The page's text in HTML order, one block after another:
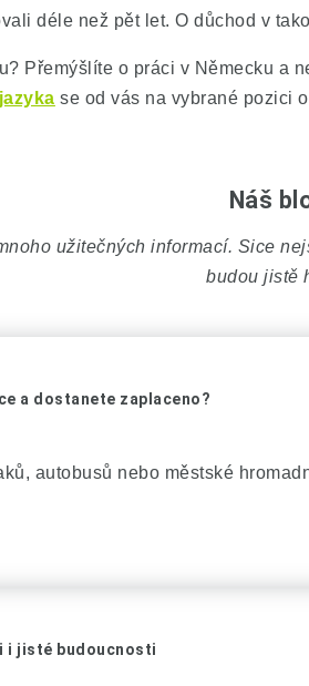
déle než pět let. O důchod v
Přemýšlíte o práci v Německu a
se od vás na vybrané pozici
Náš
užitečných informací. Sice
budou jistě
a dostanete zaplaceno?
autobusů nebo městské
i jisté budoucnosti